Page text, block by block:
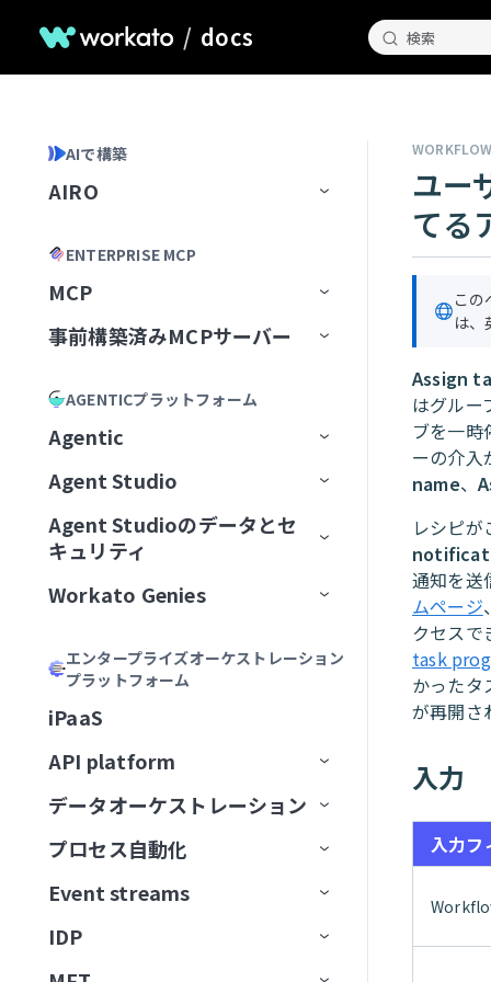
/ docs 検索
AIで構築
AIRO
チャット履歴の管理
AIROが知っていること
最初のブループリントを作成
AIROで構築
Formulaを記述
説明を生成
AIRO MCPサーバー
Acumen
ENTERPRISE MCP
MCP
MCP Registry
リクエスト
MCPサーバーツールの管理
MCPアプリの管理
MCPアプリDevelopment
クティス
MCPツール設計のベストプラク
認証
承認
セス
トラフィック管理
サードパーティサーバーへのプ
MCPサーバーログを表示
ガバナンス
リモートMCPサーバーをインスト
ール
MCPクライアントとしてのGenie
MCPサーバーのアクセスと設定
MCPサーバー制限を設定
GenieにMCPサーバースキルを追
Developer APIおよびEmbedded API
MCP
事前構築済みMCPサーバー
Canva
Confluence
Discord
Docusign
Dropbox
ElevenLabs
Excel
Freshdesk
加
ChatGPT
Microsoft Copilot
MCPサーバーをAIモデル組織
に公開
ChatGPT
Claude
AGENTICプラットフォーム
Agentic
Workato Agent Registry
エージェントバージョン管理
大規模アクションモデル
エージェントメモリ
ト
エージェント間通信
Genie会話の可観測性
スキル
データベースのスキル設計
スキル設計のベストプラクティ
ス
FAQ
Agent Studio
Genieの主要コンポーネント
AIモデルとジョブ説明
チャネルサポート
チャネルモード
チャネル認証
チャンネル応答を有効化
APIのチュートリアル
カスタムチャットUIの構築
ガードレール
プラクティス
ナレッジベース管理
データ取り込み
ナレッジベースドキュメント
ィス
スキルプロンプト
Genieの使用開始
Genieのスコープを計画する
クフローの設計
はじめてのGenieを作成する
追加
ナレッジベースを作成
スキルを作成
ファイルと画像をアップロー
ナレッジベースをConfluenceに
接続
GenieチャットからSlackメッセ
ージを送信
経費GenieでCoupa経費を検証
Telegramでパーソナルアシスタ
ントGenieを構築
ユーザーとアクセスの管理
析
ファイルと画像をアップロード
Agent Studioのデータとセ
キュリティ
セキュリティ
ユーザーIDを確立
動作の操作
PII匿名化パターン
検証済みユーザーアクセス
データ
Workato Genies
EDI Genie
機能
仕組み
EDI Genieのセットアップ
EDI Genieの使用
IT Support Genie
機能
仕組み
IT Support Genieのセットアッ
プ
License Genie
機能
仕組み
License Genieのセットアップ
営業
CPQ Genie
Rep Genie
エンタープライズオーケストレーション
プラットフォーム
iPaaS
API platform
API監視と分析
ダッシュボード
APIログ
ベストプラクティス
APIゲートウェイ
Edge Gateway
データオーケストレーション
コンセプト
データソース
サポートされているデータソー
送信先
プロセス自動化
エンタープライズ全体の接続性
イベント駆動型自動化
Event streams
Workato Event streams
IDP
ユー
てる
この
は、
Assign
はグルー
ブを一時
ーの介入
name、
レシピが
通知を送
ムページ
クセスで
task
かったタ
が再開さ
入力
入力フ